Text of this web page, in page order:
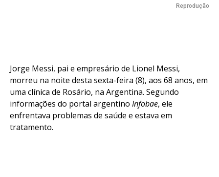
Reprodução
Jorge Messi, pai e empresário de Lionel Messi,
morreu na noite desta sexta-feira (8), aos 68 anos, em
uma clínica de Rosário, na Argentina. Segundo
informações do portal argentino Infobae, ele
enfrentava problemas de saúde e estava em
tratamento.